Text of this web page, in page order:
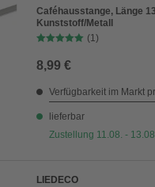
Caféhausstange, Länge
Kunststoff/Metall
(1)
8,99 €
Verfügbarkeit im Markt
lieferbar
Zustellung 11.08. -
LIEDECO